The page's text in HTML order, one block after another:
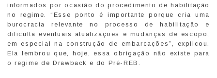
informados por ocasião do procedimento de habilitação
no regime. “Esse ponto é importante porque cria uma
burocracia relevante no processo de habilitação e
dificulta eventuais atualizações e mudanças de escopo,
em especial na construção de embarcações”, explicou.
Ela lembrou que, hoje, essa obrigação não existe para
o regime de Drawback e do Pré-REB.